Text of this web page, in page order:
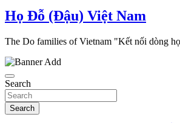
Họ Đỗ (Đậu) Việt Nam
The Do families of Vietnam "Kết nối dòng
Search
Search